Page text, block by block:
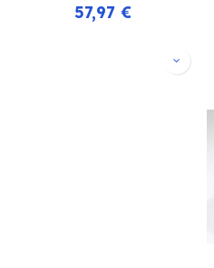
57,97 €